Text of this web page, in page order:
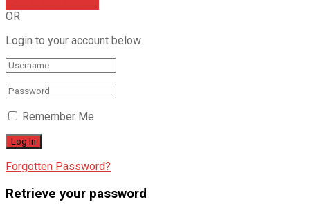
OR
Login to your account below
Remember Me
Forgotten Password?
Retrieve your password